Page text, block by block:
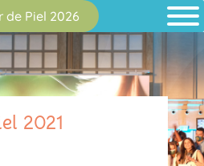
de Piel 2026
2021